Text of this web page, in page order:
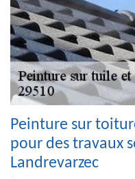
Peinture sur
pour des travaux
Landrevarzec